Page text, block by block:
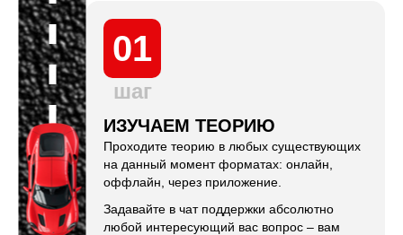
01
шаг
ИЗУЧАЕМ ТЕОРИЮ
Проходите теорию в любых существующих
на данный момент форматах: онлайн,
оффлайн, через приложение.
Задавайте в чат поддержки абсолютно
любой интересующий вас вопрос – вам